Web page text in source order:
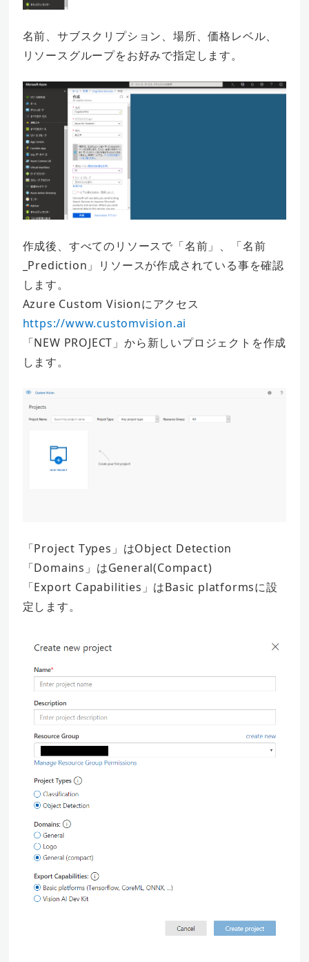
名前、サブスクリプション、場所、価格レベル、
リソースグループをお好みで指定します。
作成後、すべてのリソースで「名前」、「名前
_Prediction」リソースが作成されている事を確認
します。
Azure Custom Visionにアクセス
https://www.customvision.ai
「NEW PROJECT」から新しいプロジェクトを作成
します。
「Project Types」はObject Detection
「Domains」はGeneral(Compact)
「Export Capabilities」はBasic platformsに設
定します。